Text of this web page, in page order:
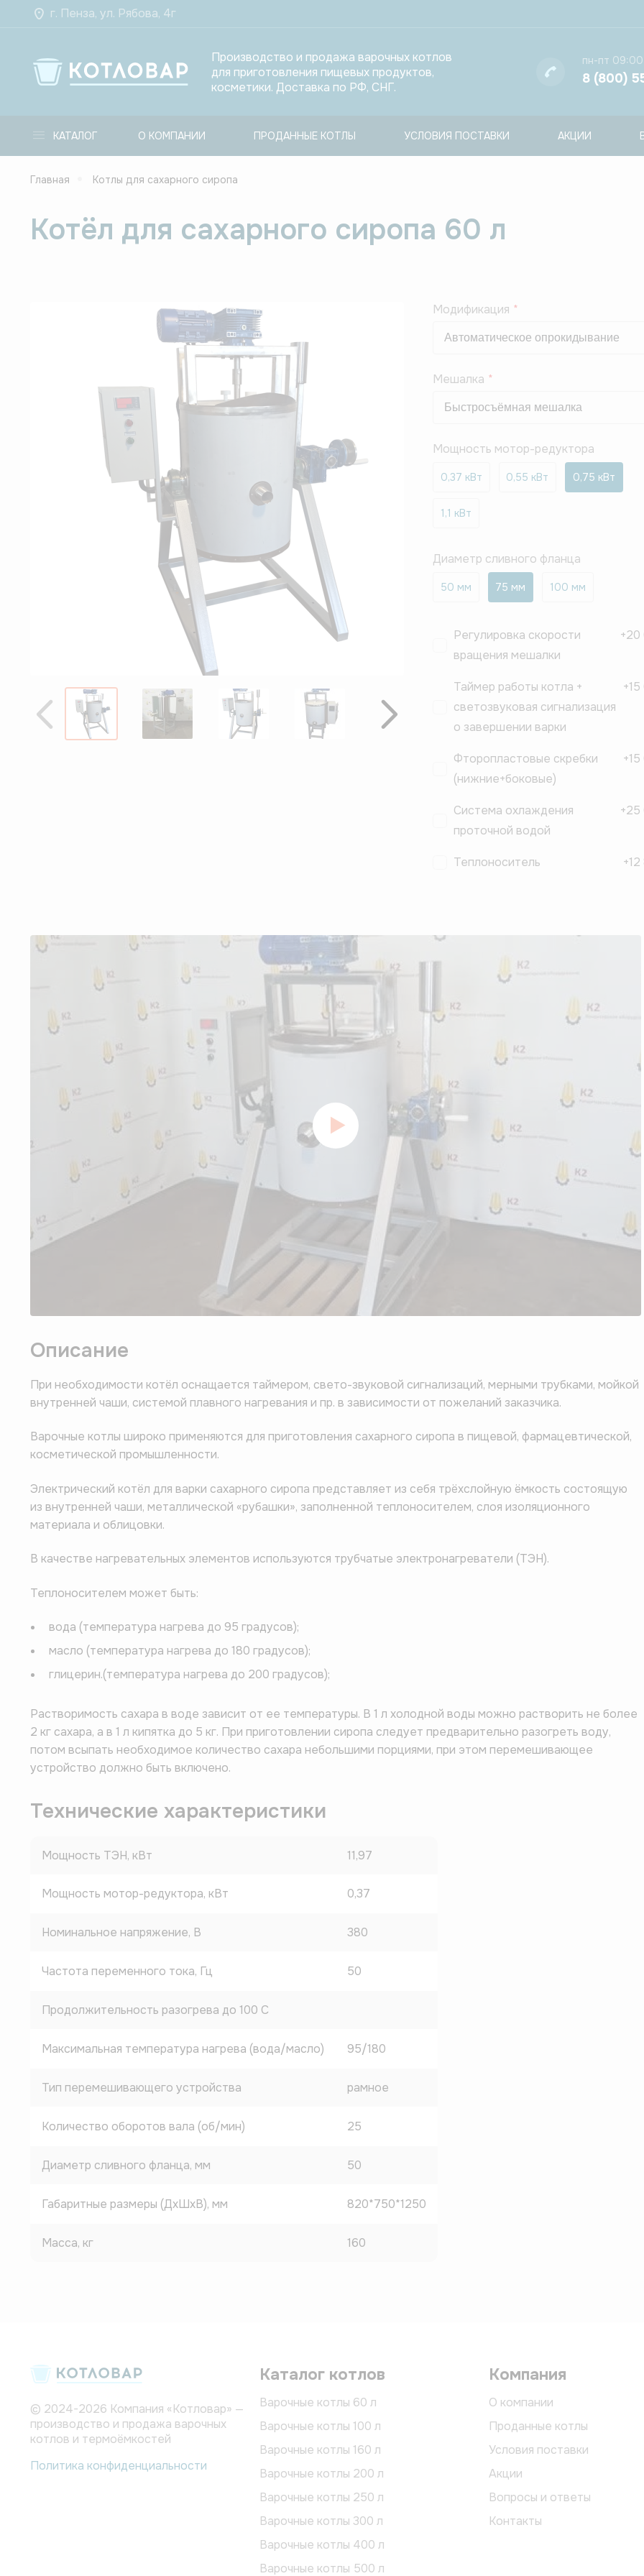
г. Пенза, ул. Рябова, 4г
Производство и продажа варочных котлов
для приготовления пищевых продуктов,
косметики. Доставка по РФ, СНГ.
8 (800)
пн-пт
КАТАЛОГ О КОМПАНИИ ПРОДАННЫЕ КОТЛЫ УСЛОВИЯ ПОСТАВКИ АКЦИИ
Главная Котлы для сахарного сиропа
Котёл для сахарного сиропа 60 л
Назад Вперёд
Модификация
Мешалка
Мощность мотор-редуктора
0,37 кВт 0,55 кВт 0,75 кВт
1,1 кВт
Диаметр сливного фланца
50 мм 75 мм 100 мм
Регулировка скорости
вращения мешалки
+20
Таймер работы котла +
светозвуковая сигнализация
о завершении варки
+
Фторопластовые скребки
(нижние+боковые)
+
Система охлаждения
проточной водой
+25
Теплоноситель +
Описание
При необходимости котёл оснащается таймером, свето-звуковой сигнализаций, мерными трубками, мойкой
внутренней чаши, системой плавного нагревания и пр. в зависимости от пожеланий заказчика.
Варочные котлы широко применяются для приготовления сахарного сиропа в пищевой, фармацевтической,
косметической промышленности.
Электрический котёл для варки сахарного сиропа представляет из себя трёхслойную ёмкость состоящую
из внутренней чаши, металлической «рубашки», заполненной теплоносителем, слоя изоляционного
материала и облицовки.
В качестве нагревательных элементов используются трубчатые электронагреватели (ТЭН).
Теплоносителем может быть:
вода (температура нагрева до 95 градусов);
масло (температура нагрева до 180 градусов);
глицерин.(температура нагрева до 200 градусов);
Растворимость сахара в воде зависит от ее температуры. В 1 л холодной воды можно растворить не более
2 кг сахара, а в 1 л кипятка до 5 кг. При приготовлении сиропа следует предварительно разогреть воду,
потом всыпать необходимое количество сахара небольшими порциями, при этом перемешивающее
устройство должно быть включено.
Технические характеристики
Мощность ТЭН, кВт 11,97
Мощность мотор-редуктора, кВт 0,37
Номинальное напряжение, В 380
Частота переменного тока, Гц 50
Продолжительность разогрева до 100 C
Максимальная температура нагрева (вода/масло) 95/180
Тип перемешивающего устройства рамное
Количество оборотов вала (об/мин) 25
Диаметр сливного фланца, мм 50
Габаритные размеры (ДхШхВ), мм 820*750*1250
Масса, кг 160
© 2024-2026 Компания «Котловар» —
производство и продажа варочных
котлов и термоёмкостей
Политика конфиденциальности
Каталог котлов
Варочные котлы 60 л
Варочные котлы 100 л
Варочные котлы 160 л
Варочные котлы 200 л
Варочные котлы 250 л
Варочные котлы 300 л
Варочные котлы 400 л
Варочные котлы 500 л
Компания
О компании
Проданные котлы
Условия поставки
Акции
Вопросы и ответы
Контакты